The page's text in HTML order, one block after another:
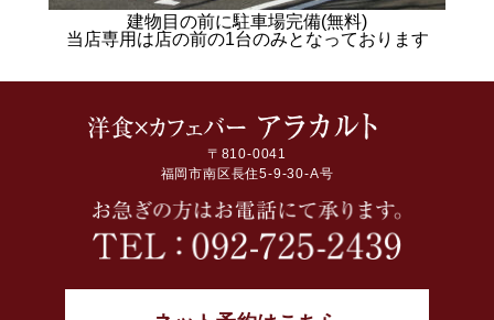
建物目の前に駐車場完備(無料)
当店専用は店の前の1台のみとなっております
〒810-0041
福岡市南区長住5-9-30-A号